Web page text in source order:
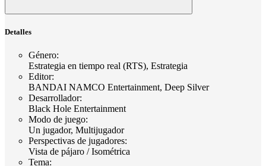
Detalles
Género:
Estrategia en tiempo real (RTS), Estrategia
Editor:
BANDAI NAMCO Entertainment, Deep Silver
Desarrollador:
Black Hole Entertainment
Modo de juego:
Un jugador, Multijugador
Perspectivas de jugadores:
Vista de pájaro / Isométrica
Tema: